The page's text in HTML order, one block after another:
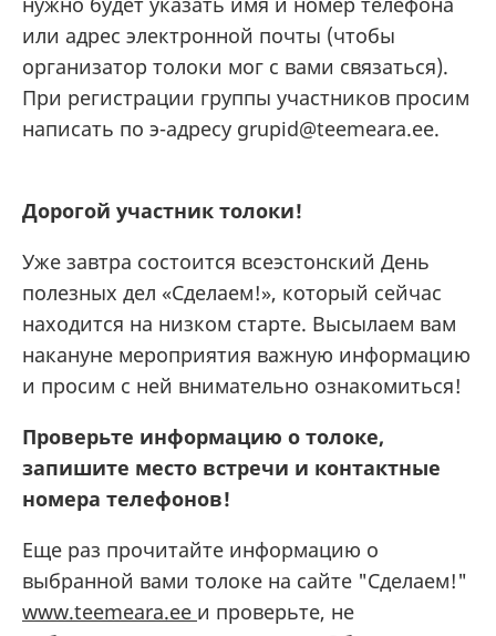
или адрес электронной почты (чтобы
организатор толоки мог с вами связаться).
При регистрации группы участников просим
написать по э-адресу grupid@teemeara.ee.
Дорогой участник толоки!
Уже завтра состоится всеэстонский День
полезных дел «Сделаем!», который сейчас
находится на низком старте. Высылаем вам
накануне мероприятия важную информацию
и просим с ней внимательно ознакомиться!
Проверьте информацию о толоке,
запишите место встречи и контактные
номера телефонов!
Еще раз прочитайте информацию о
выбранной вами толоке на сайте "Сделаем!"
www.teemeara.ee и проверьте, не